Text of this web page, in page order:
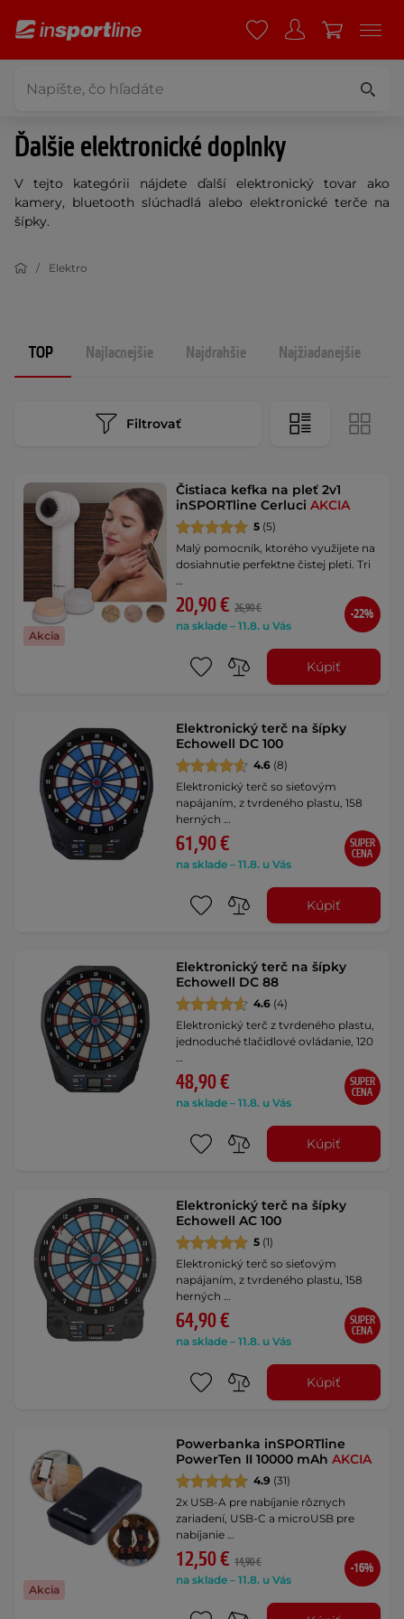
Ďalšie elektronické doplnky
V tejto kategórii nájdete ďalší elektronický tovar ako
kamery, bluetooth slúchadlá alebo elektronické terče na
šípky.
Elektro
TOP Najlacnejšie Najdrahšie Najžiadanejšie
Filtrovať
Akcia
Čistiaca kefka na pleť 2v1
inSPORTline CerluciAKCIA
5 (5)
Malý pomocník, ktorého využijete na
dosiahnutie perfektne čistej pleti. Tri
…
20,90 € 26,90 €
na sklade – 11.8. u Vás
-22%
Kúpiť
Elektronický terč na šípky
Echowell DC 100
4.6 (8)
Elektronický terč so sieťovým
napájaním, z tvrdeného plastu, 158
herných …
61,90 €
na sklade – 11.8. u Vás
SUPER
CENA
Kúpiť
Elektronický terč na šípky
Echowell DC 88
4.6 (4)
Elektronický terč z tvrdeného plastu,
jednoduché tlačidlové ovládanie, 120
…
48,90 €
na sklade – 11.8. u Vás
SUPER
CENA
Kúpiť
Elektronický terč na šípky
Echowell AC 100
5 (1)
Elektronický terč so sieťovým
napájaním, z tvrdeného plastu, 158
herných …
64,90 €
na sklade – 11.8. u Vás
SUPER
CENA
Kúpiť
Akcia
Powerbanka inSPORTline
PowerTen II 10000 mAhAKCIA
4.9 (31)
2x USB-A pre nabíjanie rôznych
zariadení, USB-C a microUSB pre
nabíjanie …
12,50 € 14,90 €
na sklade – 11.8. u Vás
-16%